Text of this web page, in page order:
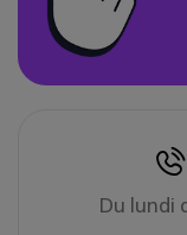
Du lundi